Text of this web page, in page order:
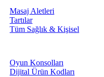
Masaj Aletleri
Tartılar
Tüm Sağlık & Kişisel
Oyun Konsolları
Dijital Ürün Kodları